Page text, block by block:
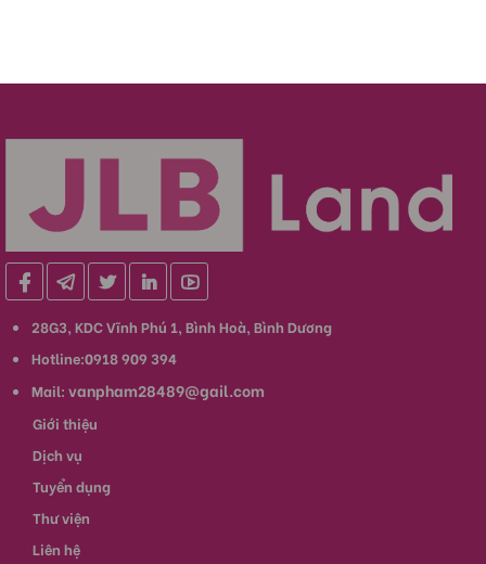
28G3, KDC Vĩnh Phú 1, Bình Hoà, Bình Dương
Hotline:0918 909 394
Mail: vanpham28489@gail.com
Giới thiệu
Dịch vụ
Tuyển dụng
Thư viện
Liên hệ